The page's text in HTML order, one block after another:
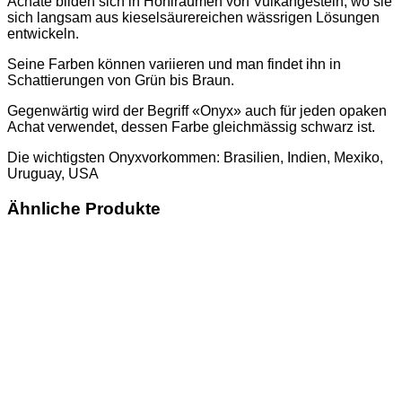
sich langsam aus kieselsäurereichen wässrigen Lösungen
entwickeln.
Seine Farben können variieren und man findet ihn in
Schattierungen von Grün bis Braun.
Gegenwärtig wird der Begriff «Onyx» auch für jeden opaken
Achat verwendet, dessen Farbe gleichmässig schwarz ist.
Die wichtigsten Onyxvorkommen: Brasilien, Indien, Mexiko,
Uruguay, USA
Ähnliche Produkte